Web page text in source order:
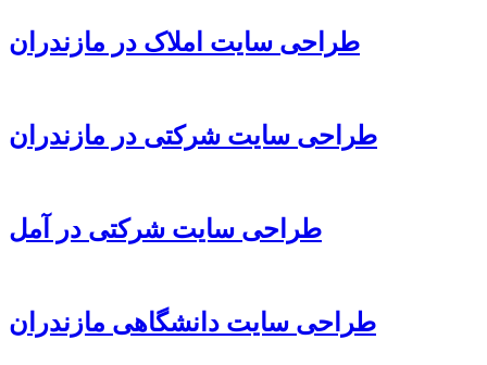
طراحی سایت املاک در مازندران
طراحی سایت شرکتی در مازندران
طراحی سایت شرکتی در آمل
طراحی سایت دانشگاهی مازندران